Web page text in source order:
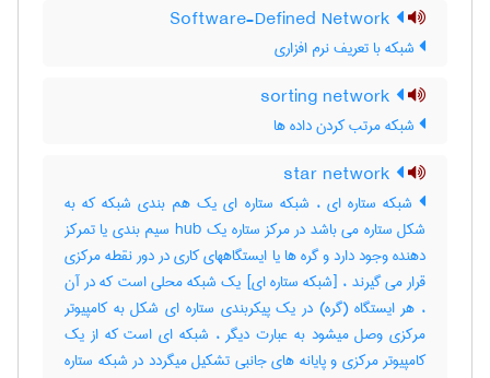
شبکه با تعریف نرم افزاری
شبکه مرتب کردن داده ها
شبکه ستاره ای ، شبکه ستاره ای یک هم بندی شبکه که به
شکل ستاره می باشد در مرکز ستاره یک hub سیم بندی یا تمرکز
دهنده وجود دارد و گره ها یا ایستگاههای کاری در دور نقطه مرکزی
قرار می گیرند ، [شبکه ستاره ای] یک شبکه محلی است که در آن
، هر ایستگاه (گره) در یک پیکربندی ستاره ای شکل به کامپیوتر
مرکزی وصل میشود به عبارت دیگر ، شبکه ای است که از یک
کامپیوتر مرکزی و پایانه های جانبی تشکیل میگردد در شبکه ستاره